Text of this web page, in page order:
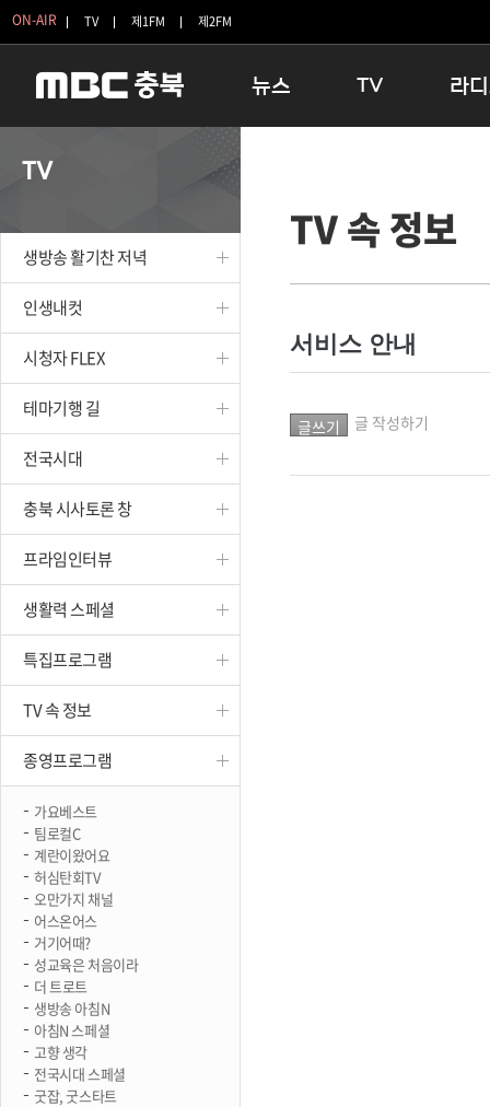
ON-AIR TV 제1FM 제2FM
뉴스
보은
옥천
TV
인생내컷
테마기행 길
시청자 FLEX
특집프로그램
종영프로그램
라
16:00 완
우리 고
TV
생방송 활기찬 저녁
인생내컷
시청자 FLEX
테마기행 길
전국시대
충북 시사토론 창
프라임인터뷰
생활력 스페셜
특집프로그램
TV 속 정보
종영프로그램
가요베스트
팀로컬C
계란이왔어요
허심탄회TV
오만가지 채널
어스온어스
거기어때?
성교육은 처음이라
더 트로트
생방송 아침N
아침N 스페셜
고향 생각
전국시대 스페셜
굿잡, 굿스타트
TV 속 정보
서비스 안내
글 작성하기